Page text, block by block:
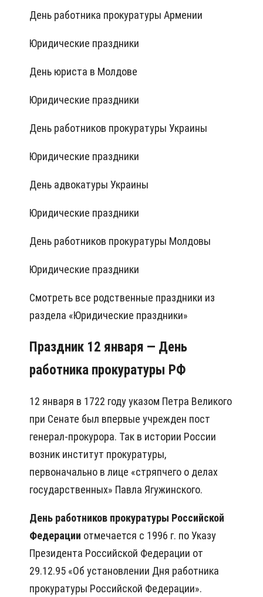
День работника прокуратуры Армении
Юридические праздники
День юриста в Молдове
Юридические праздники
День работников прокуратуры Украины
Юридические праздники
День адвокатуры Украины
Юридические праздники
День работников прокуратуры Молдовы
Юридические праздники
Смотреть все родственные праздники из
раздела «Юридические праздники»
Праздник 12 января — День
работника прокуратуры РФ
12 января в 1722 году указом Петра Великого
при Сенате был впервые учрежден пост
генерал-прокурора. Так в истории России
возник институт прокуратуры,
первоначально в лице «стряпчего о делах
государственных» Павла Ягужинского.
День работников прокуратуры Российской
Федерации отмечается с 1996 г. по Указу
Президента Российской Федерации от
29.12.95 «Об установлении Дня работника
прокуратуры Российской Федерации».